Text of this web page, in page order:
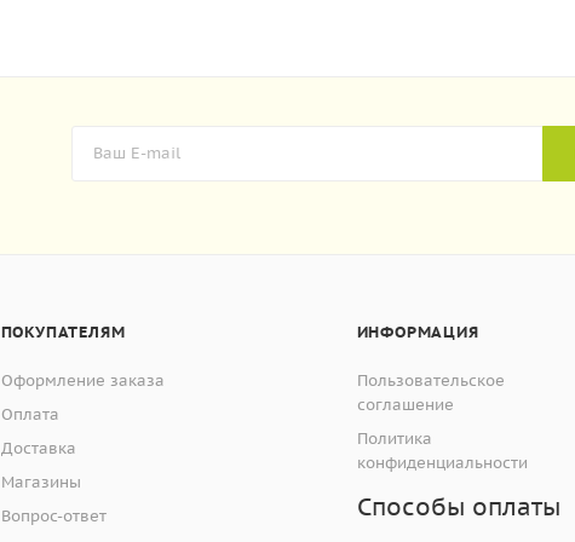
ПОКУПАТЕЛЯМ
Оформление заказа
Оплата
Доставка
Магазины
Вопрос-ответ
ИНФОРМАЦИЯ
Пользовательское
соглашение
Политика
конфиденциальности
Способы оплаты